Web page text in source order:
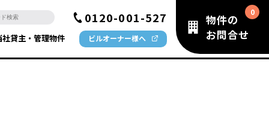
0120-001-527
社貸主・管理物件 ビルオーナー様へ
物件の
お問合せ